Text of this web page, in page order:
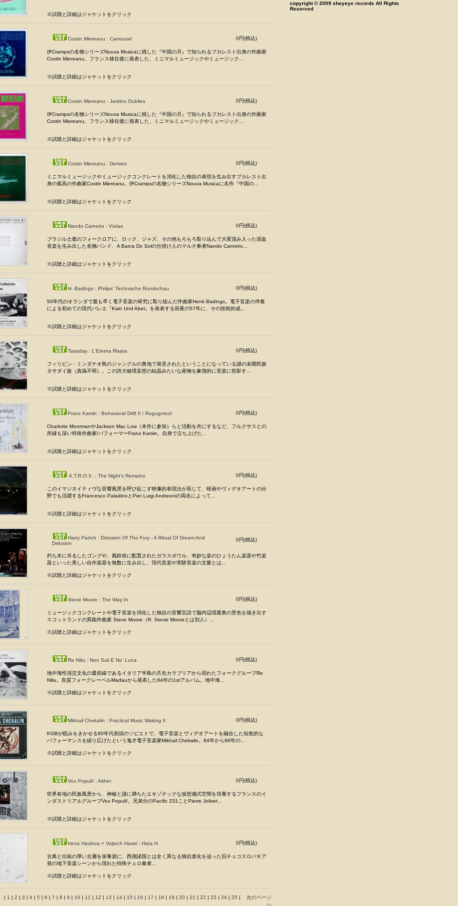
※試聴と詳細はジャケットをクリック
Costin Miereanu : Carrousel 0円(税込)
伊Crampsの名物シリーズNouva Musicaに残した『中国の月』で知られるブカレスト出身の作曲家
Costin Miereanu。フランス移住後に発表した、ミニマルミュージックやミュージック...
※試聴と詳細はジャケットをクリック
Costin Miereanu : Jardins Oublies 0円(税込)
伊Crampsの名物シリーズNouva Musicaに残した『中国の月』で知られるブカレスト出身の作曲家
Costin Miereanu。フランス移住後に発表した、ミニマルミュージックやミュージック...
※試聴と詳細はジャケットをクリック
Costin Miereanu : Derives 0円(税込)
ミニマルミュージックやミュージックコンクレートを消化した独自の表現を生み出すブカレスト出
身の孤高の作曲家Costin Miereanu。伊Crampsの名物シリーズNouva Musicaに名作『中国の...
※試聴と詳細はジャケットをクリック
Nando Carneiro : Violao 0円(税込)
ブラジル土着のフォークロアに、ロック、ジャズ、その他もろもろ取り込んで大変混み入った混血
音楽を生み出した名物バンド、A Barca Do Solの仕掛け人のマルチ奏者Nando Carneiro...
※試聴と詳細はジャケットをクリック
H. Badings : Philips' Technische Rundschau 0円(税込)
50年代のオランダで最も早く電子音楽の研究に取り組んだ作曲家Henk Badings。電子音楽の伴奏
による初めての現代バレエ『Kain Und Abel』を発表する前夜の57年に、その技術的成...
※試聴と詳細はジャケットをクリック
Tasaday : L'Eterna Risata 0円(税込)
フィリピン・ミンダナオ島のジャングルの奥地で発見されたということになっている謎の未開民族
タサダイ族（真偽不明）。この誇大秘境妄想の結晶みたいな産物を象徴的に音楽に投影す...
※試聴と詳細はジャケットをクリック
Franz Kamin : Behavioral Drift II / Rugugmool 0円(税込)
Charlotte MoormanやJackson Mac Low（本作に参加）らと活動を共にするなど、フルクサスとの
所縁も深い特殊作曲家/パフォーマーFranz Kamin。自身で立ち上げた...
※試聴と詳細はジャケットをクリック
A.T.R.O.X. : The Night's Remains 0円(税込)
このイマジネイティヴな音響風景を呼び起こす映像的表現法が高じて、映画やヴィデオアートの分
野でも活躍するFrancesco PaladinoとPier Luigi Andreoniの両名によって...
※試聴と詳細はジャケットをクリック
Harry Partch : Delusion Of The Fury - A Ritual Of Dream And
Delusion
0円(税込)
朽ち木に吊るしたゴングや、風鈴状に配置されたガラスボウル、奇妙な姿のひょうたん楽器や竹楽
器といった美しい自作楽器を無数に生み出し、現代音楽や実験音楽の文脈とは...
※試聴と詳細はジャケットをクリック
Steve Moore : The Way In 0円(税込)
ミュージックコンクレートや電子音楽を消化した独自の音響言語で脳内辺境最奥の景色を描き出す
スコットランドの異能作曲家 Steve Moore（R. Stevie Mooreとは別人）...
※試聴と詳細はジャケットをクリック
Re Niliu : Non Suli E No' Luna 0円(税込)
地中海性混交文化の最前線であるイタリア半島の爪先カラブリアから現れたフォークグループRe
Niliu。良質フォークレーベルMadauから発表した84年の1stアルバム。地中海...
※試聴と詳細はジャケットをクリック
Mikhail Chekalin : Practical Music Making II 0円(税込)
KGBが睨みをきかせる80年代初頭のソビエトで、電子音楽とヴィデオアートを融合した知覚的な
パフォーマンスを繰り広げたという鬼才電子音楽家Mikhail Chekalin。84年から88年の...
※試聴と詳細はジャケットをクリック
Vox Populi! : Aither 0円(税込)
世界各地の民族風景から、神秘と謎に満ちたエキゾチックな仮想儀式空間を培養するフランスのイ
ンダストリアルグループVox Populi!。兄弟分のPacific 231ことPierre Jolivet...
※試聴と詳細はジャケットをクリック
Irena Havlova + Vojtech Havel : Hata H. 0円(税込)
古典と伝統の厚い古層を栄養源に、西側諸国とは全く異なる独自進化を辿った旧チェコスロバキア
発の地下音楽シーンから現れた特殊チェロ奏者...
※試聴と詳細はジャケットをクリック
| 1 | 2 | 3 | 4 | 5 | 6 | 7 | 8 | 9 | 10 | 11 | 12 | 13 | 14 | 15 | 16 | 17 | 18 | 19 | 20 | 21 | 22 | 23 | 24 | 25 | 次のページ
へ
copyright © 2009 sheyeye records All Rights
Reserved